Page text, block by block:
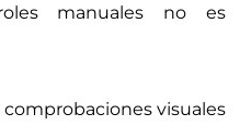
manuales no es
comprobaciones visuales